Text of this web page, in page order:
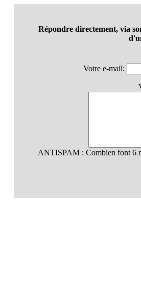
Répondre directement, via
Votre e-mail:
ANTISPAM : Combien font 6